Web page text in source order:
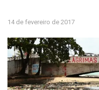
14 de fevereiro de 2017